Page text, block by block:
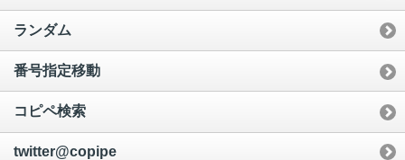
ランダム
番号指定移動
コピペ検索
twitter@copipe